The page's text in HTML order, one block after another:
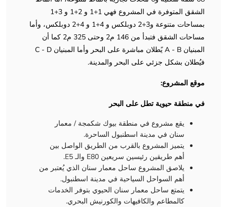
الشقق المتوفرة في المشروع فهي 1+1 و 2+1 و 3+1
بمساحات متنوعة و3+2 دوبلكس و 4+1 و 4+2 دوبلكس، وأما
مساحات الشقق فتبدأ من 146 م2 وحتى 325 م2 كما أن
المبنيان A - B يًطلان مباشرة على البحر وأما المبنيان C - D
فيُطلان بشكل جزئي على البحر والمدينة.
موقع المشروع:
في منطقة حيوية تطل على البحر
يقع مشروع في منطقة بيوك شكمجة / معمار
سنان في مدينة اسطنبول الساحرة.
يتميز المشروع بالقرب من الطريق الواصل بين
أهم طريقين رئيسين سريعين E80 والـ E5.
يلاصق المشروع ساحل معمار سنان الذي يُعتبر من
أهم السواحل السياحية في مدينة اسطنبول.
يتمتع ساحل معمار سنان الحيوي بتوفر الخدمات
كالمطاعم والكافيهات والكورنيش البحري.